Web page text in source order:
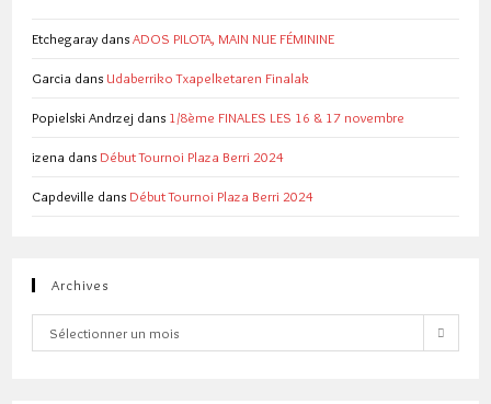
Etchegaray dansADOS PILOTA, MAIN NUE FÉMININE
Garcia dans Udaberriko Txapelketaren Finalak
Popielski Andrzej dans 1/8ème FINALES LES 16 & 17 novembre
izena dans Début Tournoi Plaza Berri 2024
Capdeville dans Début Tournoi Plaza Berri 2024
Archives
Archives
Sélectionner un mois